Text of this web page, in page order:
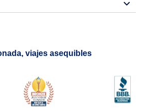
viajes asequibles